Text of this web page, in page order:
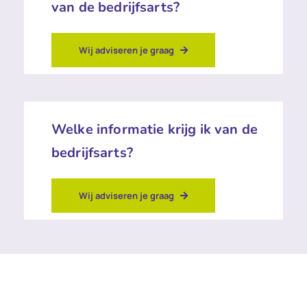
van de bedrijfsarts?
Wij adviseren je graag
Welke informatie krijg ik van de
bedrijfsarts?
Wij adviseren je graag